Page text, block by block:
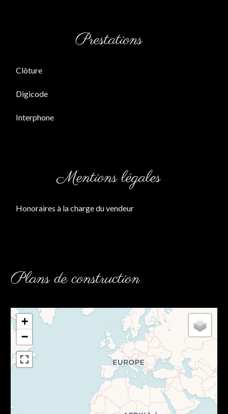
Prestations
Clôture
Digicode
Interphone
Mentions légales
Honoraires à la charge du vendeur
Plans de construction
+
−